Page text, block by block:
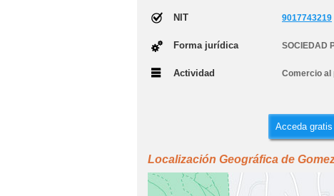
NIT 9017743219
Forma jurídica SOCIEDAD
Actividad Comercio al
Acceda
Localización Geográfica de